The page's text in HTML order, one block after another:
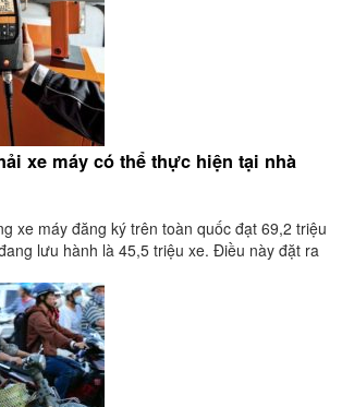
xe máy có thể thực hiện tại nhà
xe máy đăng ký trên toàn quốc đạt 69,2 triệu
lưu hành là 45,5 triệu xe. Điều này đặt ra